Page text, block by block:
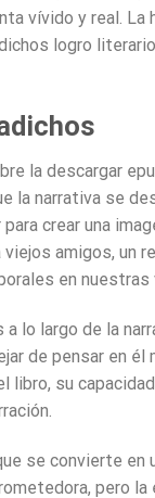
vívido y real. La
logro
la descargar
la narrativa se
crear una
amigos, un
en nuestras
lo largo de la
de pensar en
su
se convierte en
pero